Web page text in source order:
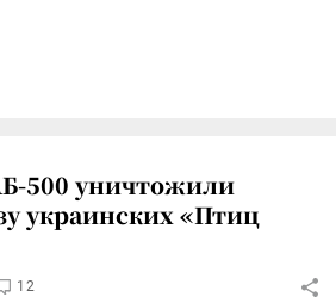
500 уничтожили
украинских «Птиц
12